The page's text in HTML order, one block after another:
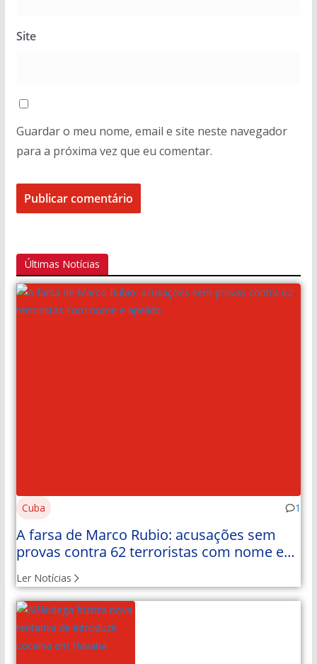
Site
Guardar o meu nome, email e site neste navegador
para a próxima vez que eu comentar.
Últimas Notícias
Cuba 1
A farsa de Marco Rubio: acusações sem
provas contra 62 terroristas com nome e
Ler Notícias